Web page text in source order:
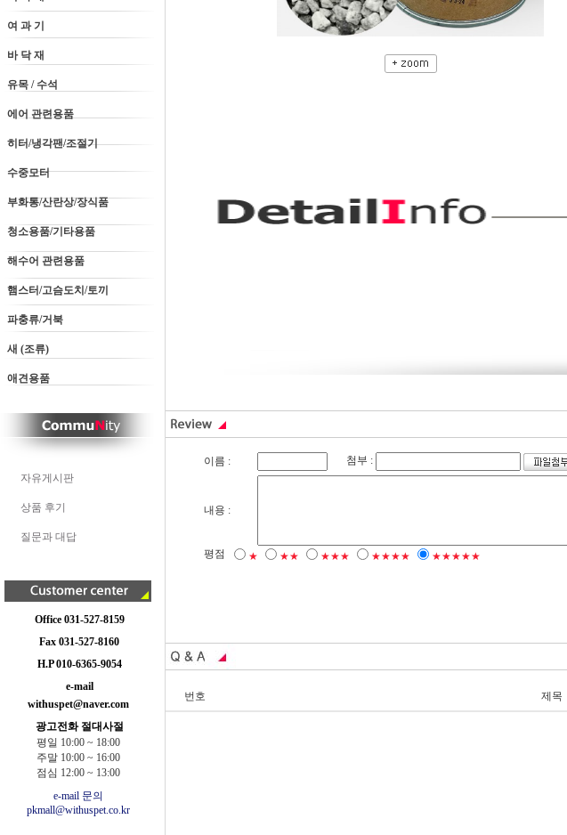
여 과 기
바 닥 재
유목 / 수석
에어 관련용품
히터/냉각팬/조절기
수중모터
부화통/산란상/장식품
청소용품/기타용품
해수어 관련용품
햄스터/고슴도치/토끼
파충류/거북
새 (조류)
애견용품
자유게시판
상품 후기
질문과 대답
Office 031-527-8159
Fax 031-527-8160
H.P 010-6365-9054
e-mail
withuspet@naver.com
광고전화 절대사절
평일 10:00 ~ 18:00
주말 10:00 ~ 16:00
점심 12:00 ~ 13:00
e-mail 문의
pkmall@withuspet.co.kr
이름 : 첨부 :
내용 :
평점 ★ ★★ ★★★ ★★★★ ★★★★★
번호 제목